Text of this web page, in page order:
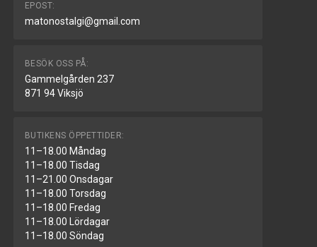
EPOST:
matonostalgi@gmail.com
BESÖK OSS PÅ:
Gammelgården 237
871 94 Viksjö
BUTIKENS ÖPPETTIDER:
11–18.00 Måndag
11–18.00 Tisdag
11–21.00 Onsdagar
11–18.00 Torsdag
11–18.00 Fredag
11–18.00 Lördagar
11–18.00 Söndag